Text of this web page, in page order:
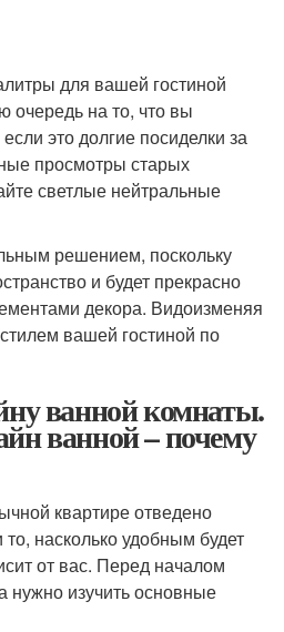
для вашей гостиной
очередь на то, что вы
это долгие посиделки за
просмотры старых
светлые нейтральные
решением, поскольку
и будет прекрасно
декора. Видоизменяя
вашей гостиной по
ванной комнаты.
ванной – почему
квартире отведено
насколько удобным будет
от вас. Перед началом
нужно изучить основные